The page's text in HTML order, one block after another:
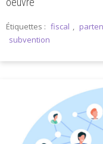
Étiquettes : fiscal ,
subvention